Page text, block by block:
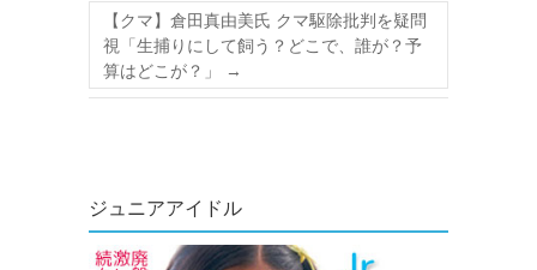
【クマ】倉田真由美氏 クマ駆除批判を疑問
視「生捕りにして飼う？どこで、誰が？予
算はどこが？」
→
ジュニアアイドル